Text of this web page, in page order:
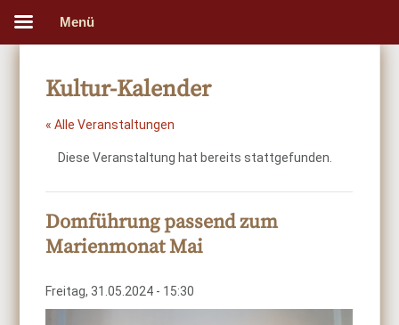
Kultur-Kalender
« Alle Veranstaltungen
Diese Veranstaltung hat bereits stattgefunden.
Domführung passend zum
Marienmonat Mai
Freitag, 31.05.2024 - 15:30
Menü